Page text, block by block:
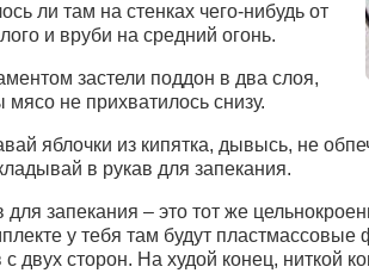
ли там на стенках чего-нибудь от
и вруби на средний огонь.
застели поддон в два слоя,
мясо не прихватилось снизу.
яблочки из кипятка, дывысь, не
в рукав для запекания.
для запекания – это тот же
у тебя там будут пластмассовые
с двух сторон. На худой конец, ниткой